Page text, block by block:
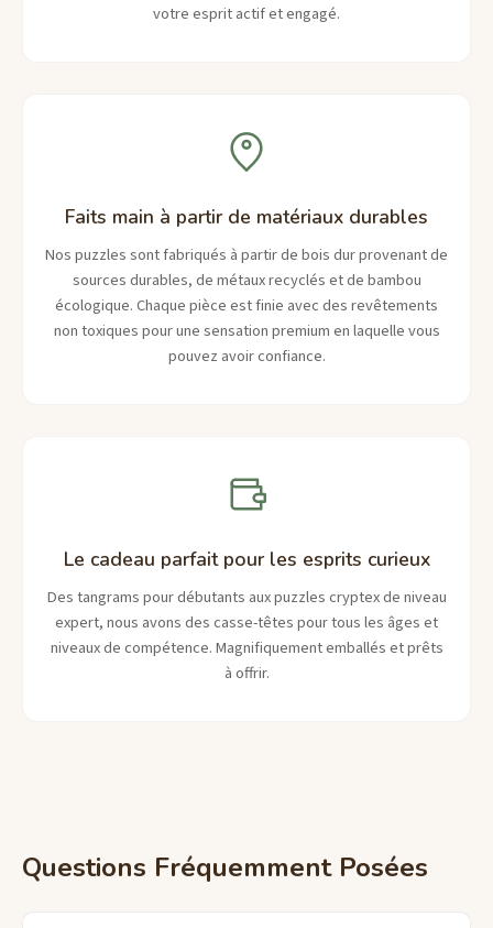
votre esprit actif et engagé.
Faits main à partir de matériaux durables
Nos puzzles sont fabriqués à partir de bois dur provenant de
sources durables, de métaux recyclés et de bambou
écologique. Chaque pièce est finie avec des revêtements
non toxiques pour une sensation premium en laquelle vous
pouvez avoir confiance.
Le cadeau parfait pour les esprits curieux
Des tangrams pour débutants aux puzzles cryptex de niveau
expert, nous avons des casse-têtes pour tous les âges et
niveaux de compétence. Magnifiquement emballés et prêts
à offrir.
Questions Fréquemment Posées